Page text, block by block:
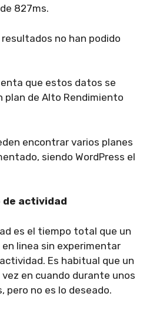
827ms.
no han podido
que estos datos se
plan de Alto Rendimiento
encontrar varios planes
siendo WordPress el
de actividad
es el tiempo total que un
linea sin experimentar
Es habitual que un
en cuando durante unos
pero no es lo deseado.